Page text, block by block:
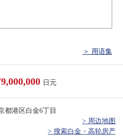
＞ 用语集
日元
都港区白金6丁目
> 周边地图
> 搜索白金・高轮房产